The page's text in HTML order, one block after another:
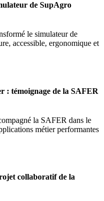
de SupAgro
le simulateur de
accessible, ergonomique et
: témoignage de la SAFER
la SAFER dans le
métier performantes
collaboratif de la